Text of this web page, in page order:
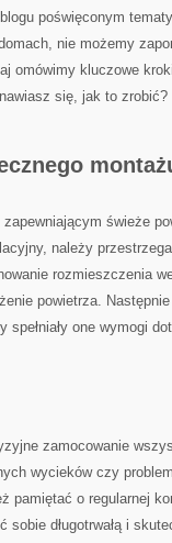
poświęconym
nie możemy
​omówimy ⁣kluczowe
się, jak to
świeże
należy
rozmieszczenia​
powietrza.‌
one wymogi
zamocowanie
wycieków czy
pamiętać o ‍regularnej
długotrwałą⁢ i